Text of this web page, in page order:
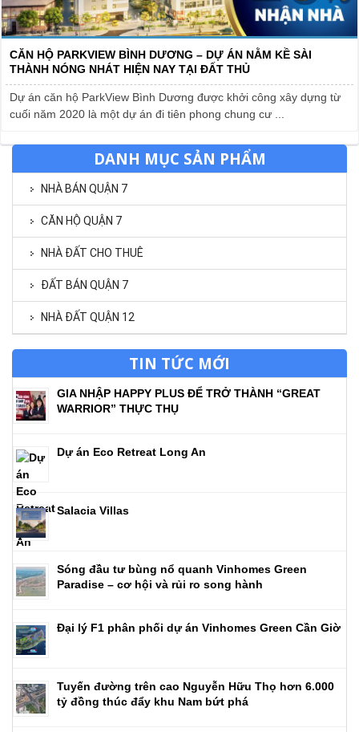
CĂN HỘ PARKVIEW BÌNH DƯƠNG – DỰ ÁN NẰM KỀ SÀI
THÀNH NÓNG NHÁT HIỆN NAY TẠI ĐẤT THỦ
Dự án căn hộ ParkView Bình Dương được khởi công xây dựng từ
cuối năm 2020 là một dự án đi tiên phong chung cư ...
DANH MỤC SẢN PHẨM
NHÀ BÁN QUẬN 7
CĂN HỘ QUẬN 7
NHÀ ĐẤT CHO THUÊ
ĐẤT BÁN QUẬN 7
NHÀ ĐẤT QUẬN 12
TIN TỨC MỚI
GIA NHẬP HAPPY PLUS ĐỂ TRỞ THÀNH “GREAT
WARRIOR” THỰC THỤ
Dự án Eco Retreat Long An
Salacia Villas
Sóng đầu tư bùng nổ quanh Vinhomes Green
Paradise – cơ hội và rủi ro song hành
Đại lý F1 phân phối dự án Vinhomes Green Cần Giờ
Tuyến đường trên cao Nguyễn Hữu Thọ hơn 6.000
tỷ đồng thúc đẩy khu Nam bứt phá